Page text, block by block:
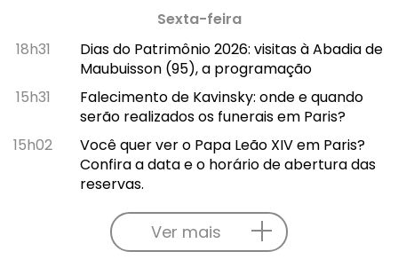
Sexta-feira
18h31
Dias do Patrimônio 2026: visitas à Abadia de
Maubuisson (95), a programação
15h31
Falecimento de Kavinsky: onde e quando
serão realizados os funerais em Paris?
15h02
Você quer ver o Papa Leão XIV em Paris?
Confira a data e o horário de abertura das
reservas.
Ver mais